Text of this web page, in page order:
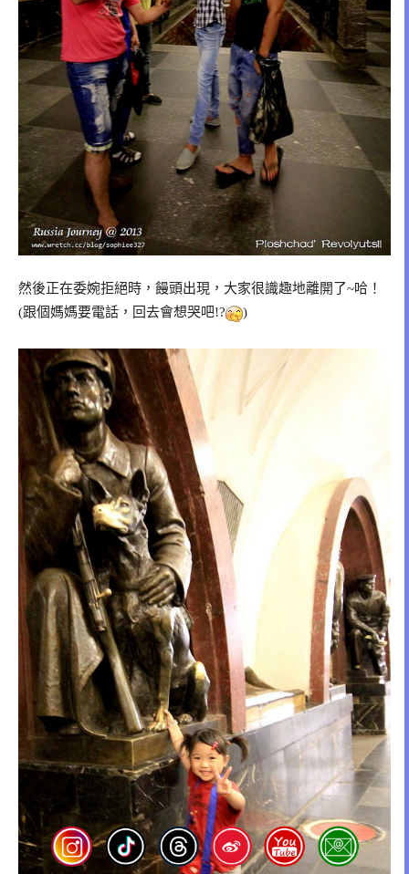
然後正在委婉拒絕時，饅頭出現，大家很識趣地離開了~哈！
(跟個媽媽要電話，回去會想哭吧!?
)